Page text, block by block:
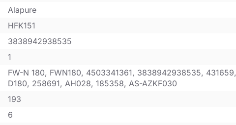
Alapure
HFK151
3838942938535
1
FW-N 180, FWN180, 4503341361, 3838942938535, 431659,
D180, 258691, AH028, 185358, AS-AZKF030
193
6